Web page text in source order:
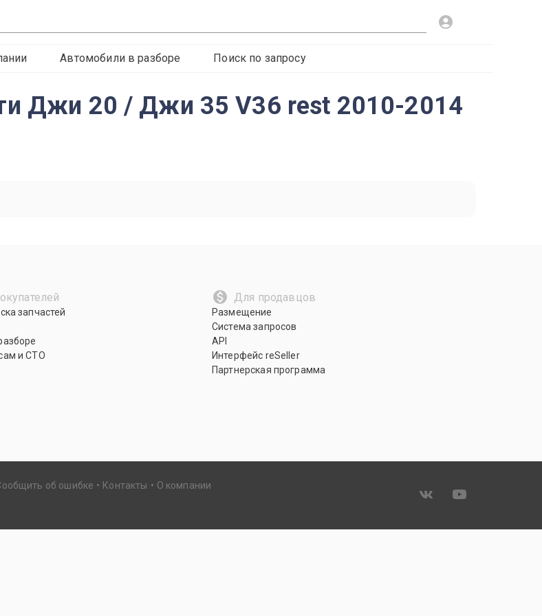
Автомобили в разборе Поиск по запросу
Джи 20 / Джи 35 V36 rest 2010-2014
запчастей
и СТО
Для продавцов
Размещение
Система запросов
API
Интерфейс reSeller
Партнерская программа
об ошибке Контакты О компании